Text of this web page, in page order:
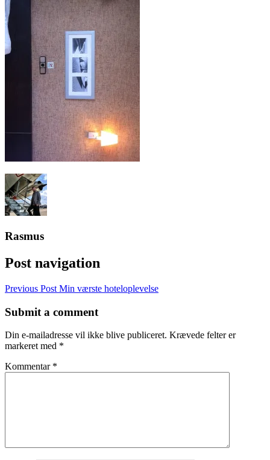
Rasmus
Post navigation
Previous Post Min værste hoteloplevelse
Submit a comment
Din e-mailadresse vil ikke blive publiceret. Krævede felter er
markeret med *
Kommentar *